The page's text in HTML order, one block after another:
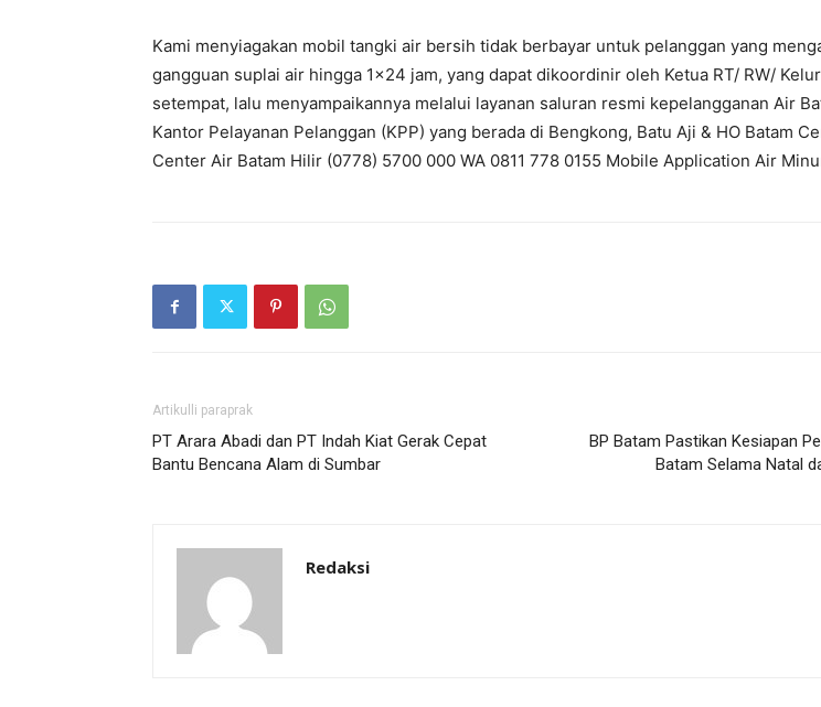
Kami menyiagakan mobil tangki air bersih tidak berbayar untuk pelanggan yang
gangguan suplai air hingga 1×24 jam, yang dapat dikoordinir oleh Ketua RT/ RW/
setempat, lalu menyampaikannya melalui layanan saluran resmi kepelangganan Air
Kantor Pelayanan Pelanggan (KPP) yang berada di Bengkong, Batu Aji & HO Batam
Center Air Batam Hilir (0778) 5700 000 WA 0811 778 0155 Mobile Application Air
Artikulli paraprak
PT Arara Abadi dan PT Indah Kiat Gerak Cepat
Bantu Bencana Alam di Sumbar
BP Batam Pastikan Kesiapan
Batam Selama Natal
Redaksi